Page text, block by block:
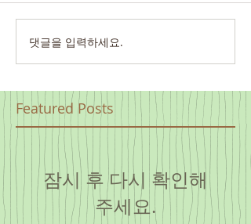
댓글을 입력하세요.
Featured Posts
잠시 후 다시 확인해
주세요.